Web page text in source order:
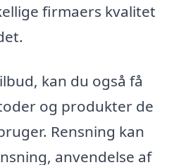
firmaers kvalitet
kan du også få
og produkter de
Rensning kan
anvendelse af